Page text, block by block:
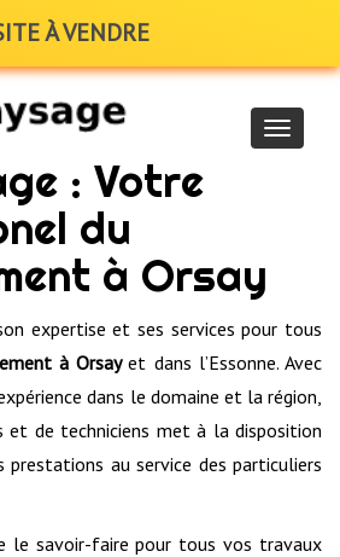
À VENDRE
: Votre
du
à Orsay
expertise et ses services pour tous
à Orsayet dans l’Essonne. Avec
dans le domaine et la région,
et de techniciens met à la disposition
au service des particuliers
le savoir-faire pour tous vos travaux